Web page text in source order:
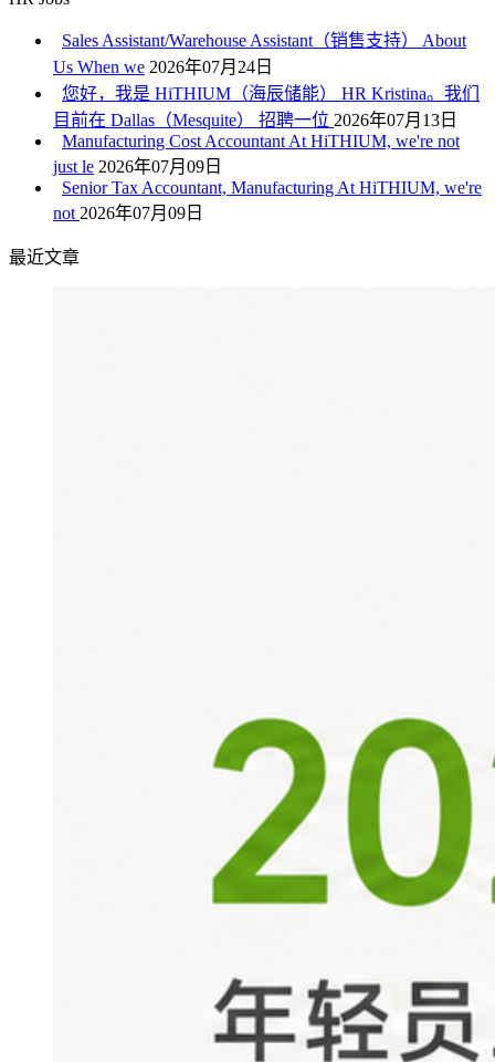
Sales Assistant/Warehouse Assistant（销售支持） About
Us When we 2026年07月24日
您好，我是 HiTHIUM（海辰储能） HR Kristina。我们
目前在 Dallas（Mesquite） 招聘一位 2026年07月13日
Manufacturing Cost Accountant At HiTHIUM, we're not
just le 2026年07月09日
Senior Tax Accountant, Manufacturing At HiTHIUM, we're
not 2026年07月09日
最近文章